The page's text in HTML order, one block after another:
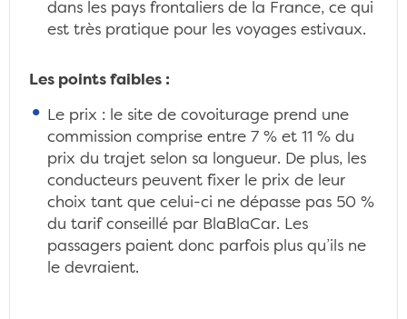
dans les pays frontaliers de la France, ce qui
est très pratique pour les voyages estivaux.
Les points faibles :
Le prix : le site de covoiturage prend une
commission comprise entre 7 % et 11 % du
prix du trajet selon sa longueur. De plus, les
conducteurs peuvent fixer le prix de leur
choix tant que celui-ci ne dépasse pas 50 %
du tarif conseillé par BlaBlaCar. Les
passagers paient donc parfois plus qu’ils ne
le devraient.